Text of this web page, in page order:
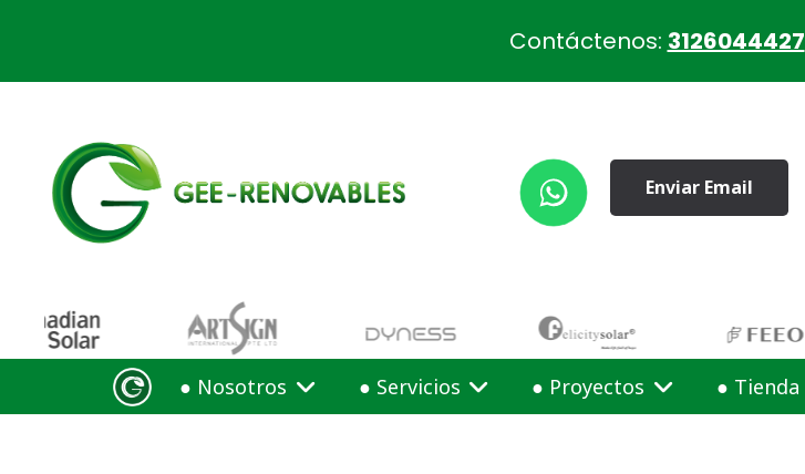
Enviar Email
● Nosotros ● Servicios ● Proyectos ● Tienda
Contáctenos: 3126044427